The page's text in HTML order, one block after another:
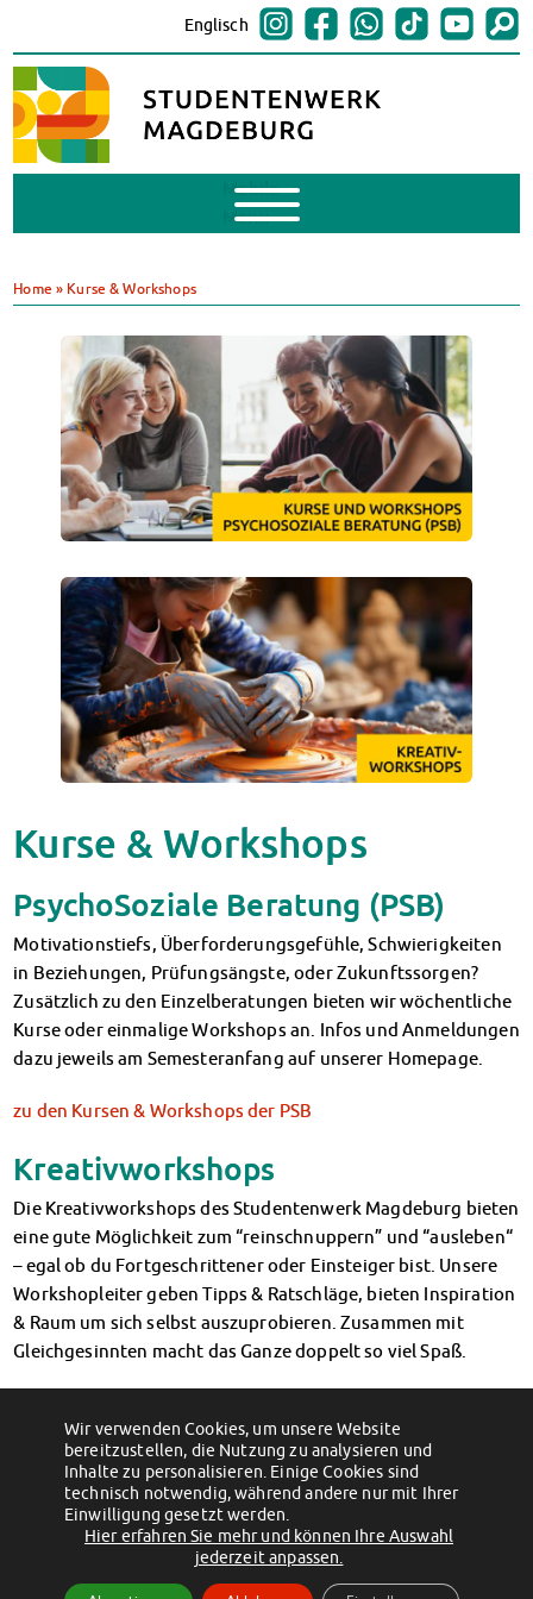
Englisch
Mobile
Menu
BAföG beantragen
BAföG-FAQs
Dokumente
BAföG-Sprechstunden
Kredite & Stipendien
AnsprechpartnerInnen
Mensen & Cafeterien
Heute in unseren Mensen
JoGo – Studibar + Eventspace
Klimabewusst essen
Mensa-FAQs
CampusCatering
MensaFeedback
AnsprechpartnerInnen
Wohnen
Wohnheime im Überblick
Wohnheime in Magdeburg
Wohnheime in Wernigerode
MIT einander – FÜR einander
Schadensmeldung
Wohnen-FAQ
Dokumente
AnsprechpartnerInnen
Soziales & Beratung
Sozialberatung
Rückerstattung Semesterbeitrag
Kursangebote
Anmeldung Sonderveranstaltungen
Rechtsberatung
Chatberatung
FAQs Soziales & Beratung
Dokumente
AnsprechpartnerInnen
Wohnen für Internationals
IKUS und InterKultiTreff
Kulturförderung
KreativWorkshops
Magdeburger Studierendentage
AnsprechpartnerInnen
Home » Kurse & Workshops
Kurse & Workshops
PsychoSoziale Beratung (PSB)
Motivationstiefs, Überforderungsgefühle, Schwierigkeiten
in Beziehungen, Prüfungsängste, oder Zukunftssorgen?
Zusätzlich zu den Einzelberatungen bieten wir wöchentliche
Kurse oder einmalige Workshops an. Infos und Anmeldungen
dazu jeweils am Semesteranfang auf unserer Homepage.
zu den Kursen & Workshops der PSB
Kreativworkshops
Die Kreativworkshops des Studentenwerk Magdeburg bieten
eine gute Möglichkeit zum “reinschnuppern” und “ausleben“
– egal ob du Fortgeschrittener oder Einsteiger bist. Unsere
Workshopleiter geben Tipps & Ratschläge, bieten Inspiration
& Raum um sich selbst auszuprobieren. Zusammen mit
Gleichgesinnten macht das Ganze doppelt so viel Spaß.
(c) 2012 - 2026 by Studentenwerk Magdeburg - Anstalt des öffentlichen
Rechts
Wir verwenden Cookies, um unsere Website
bereitzustellen, die Nutzung zu analysieren und
Inhalte zu personalisieren. Einige Cookies sind
technisch notwendig, während andere nur mit Ihrer
Einwilligung gesetzt werden.
Hier erfahren Sie mehr und können Ihre Auswahl
jederzeit anpassen.